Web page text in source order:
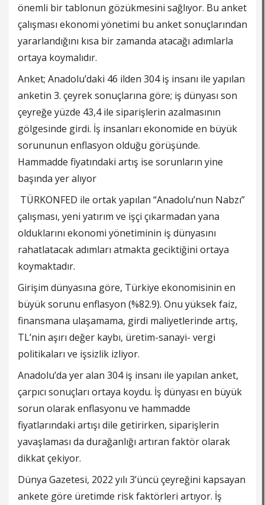
önemli bir tablonun gözükmesini sağlıyor. Bu anket
çalışması ekonomi yönetimi bu anket sonuçlarından
yararlandığını kısa bir zamanda atacağı adımlarla
ortaya koymalıdır.
Anket; Anadolu’daki 46 ilden 304 iş insanı ile yapılan
anketin 3. çeyrek sonuçlarına göre; iş dünyası son
çeyreğe yüzde 43,4 ile siparişlerin azalmasının
gölgesinde girdi. İş insanları ekonomide en büyük
sorununun enflasyon olduğu görüşünde.
Hammadde fiyatındaki artış ise sorunların yine
başında yer alıyor
TÜRKONFED ile ortak yapılan “Anadolu’nun Nabzı”
çalışması, yeni yatırım ve işçi çıkarmadan yana
olduklarını ekonomi yönetiminin iş dünyasını
rahatlatacak adımları atmakta geciktiğini ortaya
koymaktadır.
Girişim dünyasına göre, Türkiye ekonomisinin en
büyük sorunu enflasyon (%82.9). Onu yüksekfaiz,
finansmana ulaşamama, girdi maliyetlerinde artış,
TL’nin aşırı değer kaybı, üretim-sanayi- vergi
politikaları ve işsizlik izliyor.
Anadolu’da yer alan 304 iş insanı ile yapılan anket,
çarpıcı sonuçları ortaya koydu. İş dünyası en büyük
sorun olarak enflasyonu ve hammadde
fiyatlarındaki artışı dile getirirken, siparişlerin
yavaşlaması da durağanlığı artıran faktör olarak
dikkat çekiyor.
Dünya Gazetesi, 2022 yılı 3’üncü çeyreğini kapsayan
ankete göre üretimde risk faktörleri artıyor. İş